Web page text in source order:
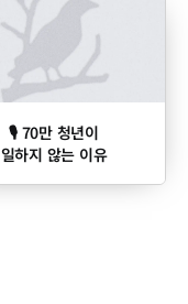
🎙 70만 청년이
일하지 않는 이유